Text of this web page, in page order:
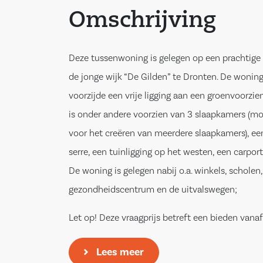
Omschrijving
Deze tussenwoning is gelegen op een
de jonge wijk “De Gilden” te Dronten. De
voorzijde een vrije ligging aan een
is onder andere voorzien van 3 slaapkamers
voor het creëren van meerdere slaapkamers),
serre, een tuinligging op het westen, een
De woning is gelegen nabij o.a. winkels,
gezondheidscentrum en de uitvalswegen;
Let op! Deze vraagprijs betreft een bieden
Indeling;Lees meer